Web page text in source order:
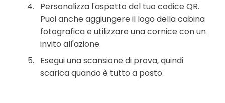
Personalizza l'aspetto del tuo codice QR.
Puoi anche aggiungere il logo della cabina
fotografica e utilizzare una cornice con un
invito all'azione.
Esegui una scansione di prova, quindi
scarica quando è tutto a posto.